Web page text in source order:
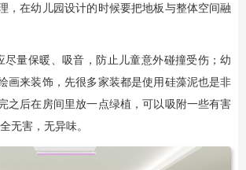
，在幼儿园设计的时候要把地板与整体空间融
尽量保暖、吸音，防止儿童意外碰撞受伤；幼
画来装饰，先很多家装都是使用硅藻泥也是非
之后在房间里放一点绿植，可以吸附一些有害
无害，无异味。